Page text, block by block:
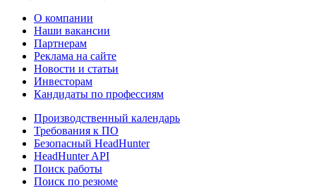
О компании
Наши вакансии
Партнерам
Реклама на сайте
Новости и статьи
Инвесторам
Кандидаты по профессиям
Производственный календарь
Требования к ПО
Безопасный HeadHunter
HeadHunter API
Поиск работы
Поиск по резюме